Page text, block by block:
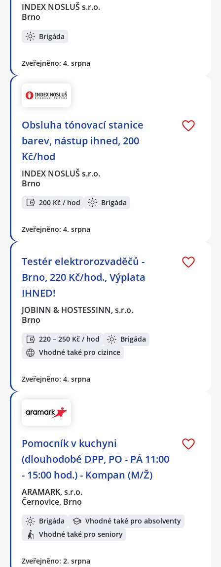
INDEX NOSLUŠ s.r.o.
Brno
Brigáda
Zveřejněno: 4. srpna
Obsluha tónovací stanice
barev, nástup ihned, 200
Kč/hod
INDEX NOSLUŠ s.r.o.
Brno
200 Kč / hod Brigáda
Zveřejněno: 4. srpna
Testér elektrorozvaděčů -
Brno, 220 Kč/hod., Výplata
IHNED!
JOBINN & HOSTESSINN, s.r.o.
Brno
220 – 250 Kč / hod
Brigáda
Vhodné také pro cizince
Zveřejněno: 4. srpna
Pomocník v kuchyni
(dlouhodobé DPP, PO - PÁ 11:00
- 15:00 hod.) - Kompan (M/Ž)
ARAMARK, s.r.o.
Černovice, Brno
Brigáda
Vhodné také pro absolventy
Vhodné také pro seniory
Zveřejněno: 2. srpna